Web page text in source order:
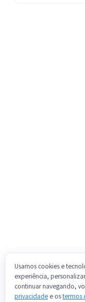
Usamos cookies e
experiência,
continuar navegando,
privacidade e ostermos